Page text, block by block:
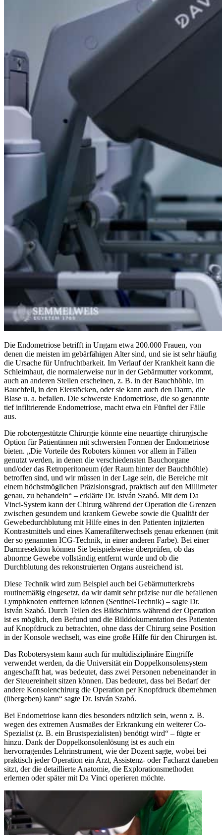
Die Endometriose betrifft in Ungarn etwa 200.000 Frauen, von
denen die meisten im gebärfähigen Alter sind, und sie ist sehr häufig
die Ursache für Unfruchtbarkeit. Im Verlauf der Krankheit kann die
Schleimhaut, die normalerweise nur in der Gebärmutter vorkommt,
auch an anderen Stellen erscheinen, z. B. in der Bauchhöhle, im
Bauchfell, in den Eierstöcken, oder sie kann auch den Darm, die
Blase u. a. befallen. Die schwerste Endometriose, die so genannte
tief infiltrierende Endometriose, macht etwa ein Fünftel der Fälle
aus.
Die robotergestützte Chirurgie könnte eine neuartige chirurgische
Option für Patientinnen mit schwersten Formen der Endometriose
bieten. „Die Vorteile des Roboters können vor allem in Fällen
genutzt werden, in denen die verschiedensten Bauchorgane
und/oder das Retroperitoneum (der Raum hinter der Bauchhöhle)
betroffen sind, und wir müssen in der Lage sein, die Bereiche mit
einem höchstmöglichen Präzisionsgrad, praktisch auf den Millimeter
genau, zu behandeln“ – erklärte Dr. István Szabó. Mit dem Da
Vinci-System kann der Chirurg während der Operation die Grenzen
zwischen gesundem und krankem Gewebe sowie die Qualität der
Gewebedurchblutung mit Hilfe eines in den Patienten injizierten
Kontrastmittels und eines Kamerafilterwechsels genau erkennen (mit
der so genannten ICG-Technik, in einer anderen Farbe). Bei einer
Darmresektion können Sie beispielsweise überprüfen, ob das
abnorme Gewebe vollständig entfernt wurde und ob die
Durchblutung des rekonstruierten Organs ausreichend ist.
Diese Technik wird zum Beispiel auch bei Gebärmutterkrebs
routinemäßig eingesetzt, da wir damit sehr präzise nur die befallenen
Lymphknoten entfernen können (Sentinel-Technik) – sagte Dr.
István Szabó. Durch Teilen des Bildschirms während der Operation
ist es möglich, den Befund und die Bilddokumentation des Patienten
auf Knopfdruck zu betrachten, ohne dass der Chirurg seine Position
in der Konsole wechselt, was eine große Hilfe für den Chirurgen ist.
Das Robotersystem kann auch für multidisziplinäre Eingriffe
verwendet werden, da die Universität ein Doppelkonsolensystem
angeschafft hat, was bedeutet, dass zwei Personen nebeneinander in
der Steuereinheit sitzen können. Das bedeutet, dass bei Bedarf der
andere Konsolenchirurg die Operation per Knopfdruck übernehmen
(übergeben) kann“ sagte Dr. István Szabó.
Bei Endometriose kann dies besonders nützlich sein, wenn z. B.
wegen des extremen Ausmaßes der Erkrankung ein weiterer Co-
Spezialist (z. B. ein Brustspezialisten) benötigt wird“ – fügte er
hinzu. Dank der Doppelkonsolenlösung ist es auch ein
hervorragendes Lehrinstrument, wie der Dozent sagte, wobei bei
praktisch jeder Operation ein Arzt, Assistenz- oder Facharzt daneben
sitzt, der die detaillierte Anatomie, die Explorationsmethoden
erlernen oder später mit Da Vinci operieren möchte.